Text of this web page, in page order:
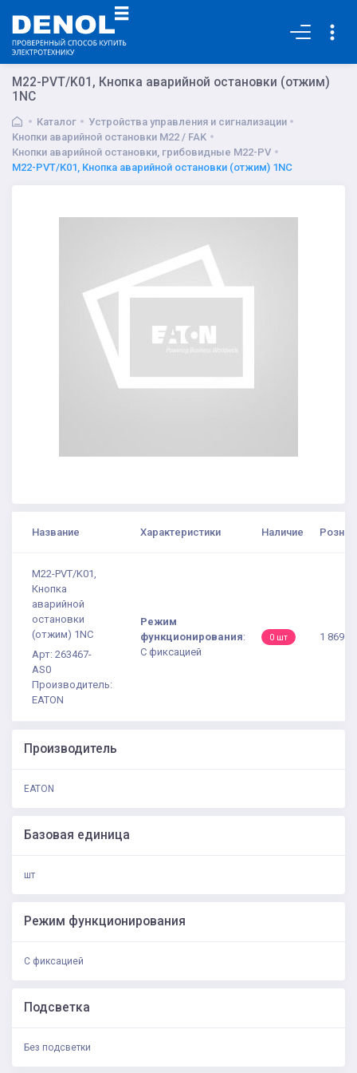
M22-PVT/K01, Кнопка аварийной остановки (отжим)
1NC
Каталог
Устройства управления и сигнализации
Кнопки аварийной остановки M22 / FAK
Кнопки аварийной остановки, грибовидные M22-PV
M22-PVT/K01, Кнопка аварийной остановки (отжим) 1NC
Название Характеристики Наличие
M22-PVT/K01,
Кнопка
аварийной
остановки
(отжим) 1NC
Арт: 263467-
AS0
Производитель:
EATON
Режим
функционирования:
С фиксацией
0 шт 1
Производитель
EATON
Базовая единица
шт
Режим функционирования
С фиксацией
Подсветка
Без подсветки